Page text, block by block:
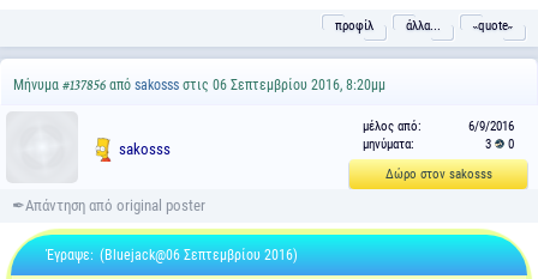
προφίλ άλλα... ˵quote˶
Μήνυμα #137856 από sakosss στις 06 Σεπτεμβρίου 2016, 8:20μμ
sakosss
μέλος από:
6/9/2016
μηνύματα:
3
0
Δώρο στον sakosss
Έγραψε: (Bluejack@06 Σεπτεμβρίου 2016)